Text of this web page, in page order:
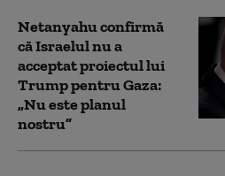
Netanyahu confirmă
că Israelul nu a
acceptat proiectul lui
Trump pentru Gaza:
„Nu este planul
nostru”